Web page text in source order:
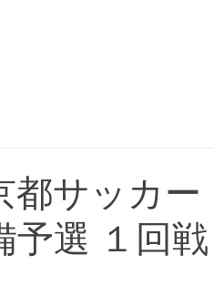
都サッカ
予選 １回戦